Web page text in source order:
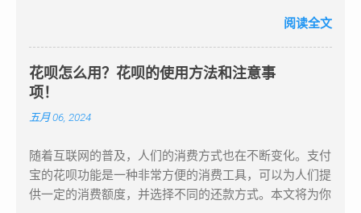
用的途径，但要留意利息、手续费及可能存在的风险。建
议用户在使用花呗时谨慎选择消费方式，避免频繁套现。
淘宝虚假购物拍下店铺链接收货打款：这是花呗套现起初
的形式，也是对套现双方较为便捷的方式。在此阶段，对
且信用达三颗心的淘宝店铺就能使用花呗支付。因此，大
量淘宝店铺提供花呗套现服务。此阶段的手续费也相对较
低，通常为 85 折，即扣除套现金额的 15%作为手续费，
甚至有些店铺收取 25%手续费。 当下互联网信用支付平
台发展迅速，如支付宝的“花呗”和“借呗”，以及京东商城
可以套花呗秒到余额的平台，让你的提现更加便捷高效。
不过，在进行提现操作时，一定要谨慎选择平台，确保资
金安全。同时，也要注意遵守相关法律法规，避免不必要
的风险。
度转换为现金。 1. 注册和开通花呗账户 首先，您需要拥
注册一个。注册并登录支付宝后，您可以申请开通花呗服
务。具体步骤如下： 打开支付宝应用并登录您的账户。
在应用中找到“花呗”选项。 按照提示步骤提交必要的信息
和文件。 等待审核通过，通常会在短时间内完成。 2. 连
会自动将花呗与您的支付宝账户关联。这使您在购物或支
付时，可以选择使用花呗作为支付方式，享受便捷的信用
消费体验。 3. 使用花呗进行消费 在购物时，您可以选择
阅读全文
花呗怎么用？花呗的使用方法和注意事
项！
五月 06, 2024
随着互联网的普及，人们的消费方式也在不断变化。支付
宝的花呗功能是一种非常方便的消费工具，可以为人们提
供一定的消费额度，并选择不同的还款方式。本文将为你